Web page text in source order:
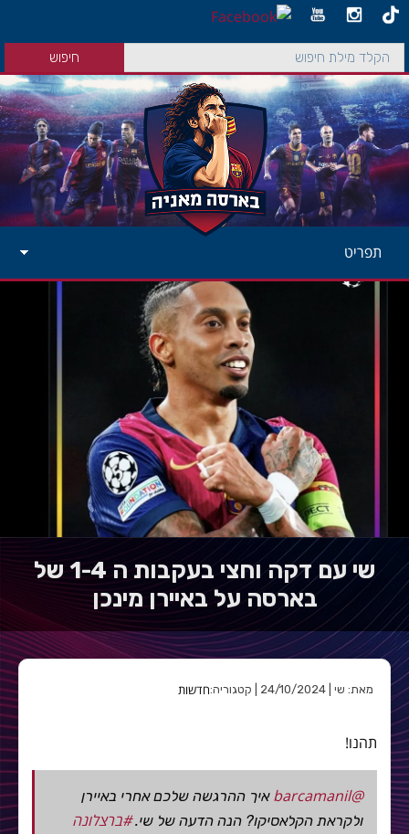
תפריט
שי עם דקה וחצי בעקבות ה 1-4 של
בארסה על באיירן מינכן
מאת: שי | 24/10/2024 | קטגוריה: חדשות
תהנו!
@barcamanil
איך ההרגשה שלכם אחרי באיירן
ולקראת הקלאסיקו? הנה הדעה של שי.#ברצלונה